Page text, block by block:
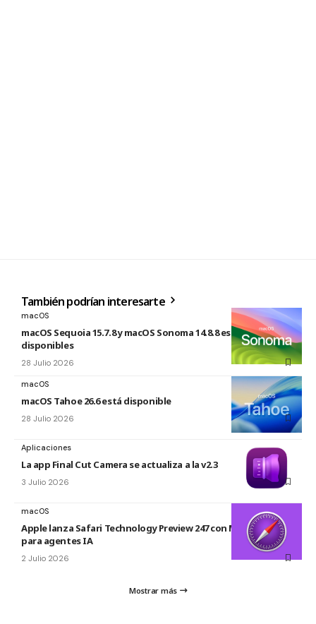
También podrían interesarte
macOS
macOS Sequoia 15.7.8 y macOS Sonoma 14.8.8 están
disponibles
28 Julio 2026
macOS
macOS Tahoe 26.6 está disponible
28 Julio 2026
Aplicaciones
La app Final Cut Camera se actualiza a la v2.3
3 Julio 2026
macOS
Apple lanza Safari Technology Preview 247 con MCP Server
para agentes IA
2 Julio 2026
Mostrar más